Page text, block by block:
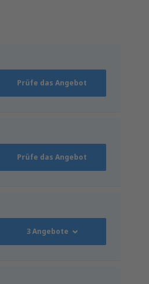
Prüfe das Angebot
Prüfe das Angebot
3 Angebote